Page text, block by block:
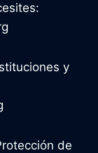
y
de